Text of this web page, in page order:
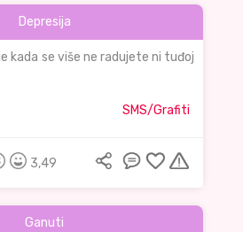
Depresija
kada se više ne radujete ni tuđoj
SMS/Grafiti
3,49
Ganuti